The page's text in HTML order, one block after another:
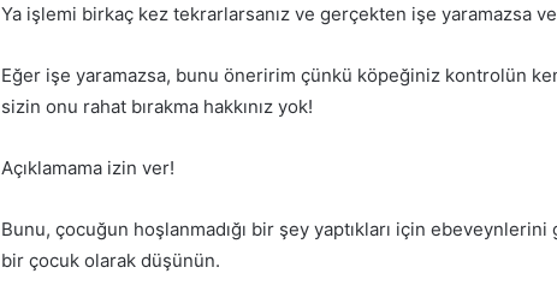
Ya işlemi birkaç kez tekrarlarsanız ve gerçekten işe yaramazsa
Eğer işe yaramazsa, bunu öneririm çünkü köpeğiniz kontrolün
sizin onu rahat bırakma hakkınız yok!
Açıklamama izin ver!
Bunu, çocuğun hoşlanmadığı bir şey yaptıkları için ebeveynlerini
bir çocuk olarak düşünün.